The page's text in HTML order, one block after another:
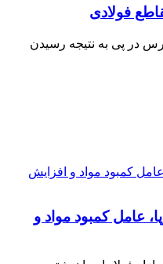
فولادی
در پی به نتیجه رسیدن
عامل کمبود مواد و